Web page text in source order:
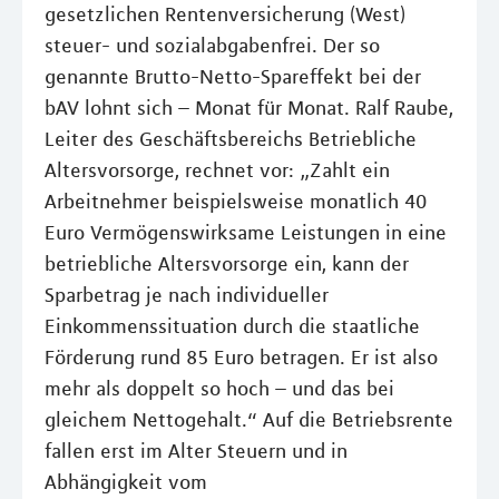
gesetzlichen Rentenversicherung (West)
steuer- und sozialabgabenfrei. Der so
genannte Brutto-Netto-Spareffekt bei der
bAV lohnt sich – Monat für Monat. Ralf Raube,
Leiter des Geschäftsbereichs Betriebliche
Altersvorsorge, rechnet vor: „Zahlt ein
Arbeitnehmer beispielsweise monatlich 40
Euro Vermögenswirksame Leistungen in eine
betriebliche Altersvorsorge ein, kann der
Sparbetrag je nach individueller
Einkommenssituation durch die staatliche
Förderung rund 85 Euro betragen. Er ist also
mehr als doppelt so hoch – und das bei
gleichem Nettogehalt.“ Auf die Betriebsrente
fallen erst im Alter Steuern und in
Abhängigkeit vom